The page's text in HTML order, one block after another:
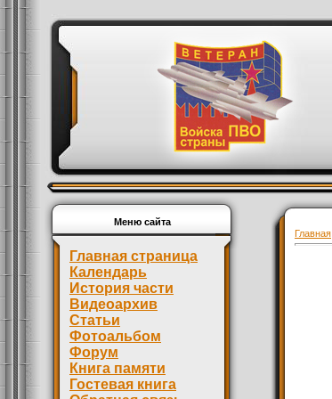
Меню сайта
Главная страница
Календарь
История части
Видеоархив
Статьи
Фотоальбом
Форум
Книга памяти
Гостевая книга
Главная